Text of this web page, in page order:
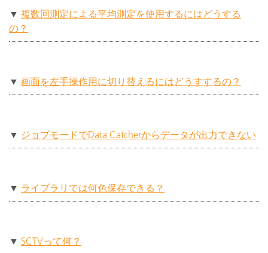
▼ 複数回測定による平均測定を使用するにはどうする
の？
▼ 画面を左手操作用に切り替えるにはどうすするの？
▼ ジョブモードでData Catcherからデータが出力できない
▼ ライブラリでは何色保存できる？
▼ SCTVって何？